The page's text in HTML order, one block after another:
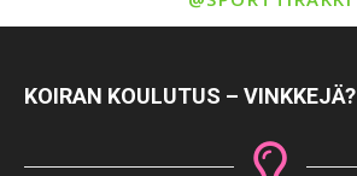
KOIRAN KOULUTUS – VINKKEJÄ?